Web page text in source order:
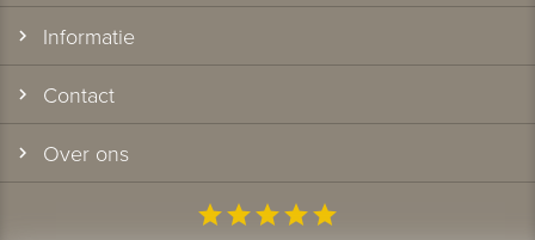
Informatie
Contact
Over ons
starstarstarstarstar